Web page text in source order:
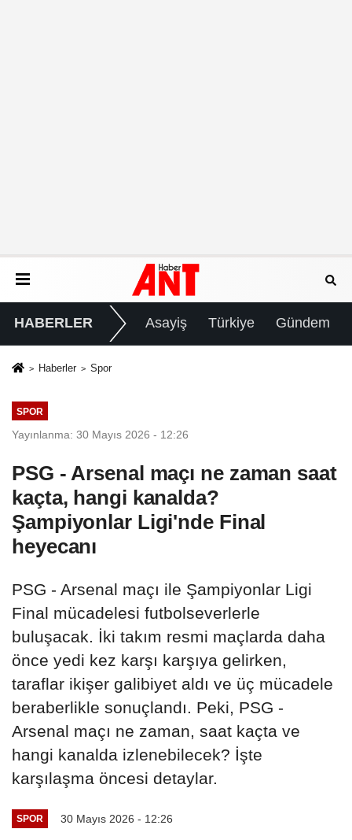
HABERLER Asayiş Türkiye Gündem
Haberler Spor
SPOR
Yayınlanma: 30 Mayıs 2026 - 12:26
PSG - Arsenal maçı ne zaman saat
kaçta, hangi kanalda?
Şampiyonlar Ligi'nde Final
heyecanı
PSG - Arsenal maçı ile Şampiyonlar Ligi
Final mücadelesi futbolseverlerle
buluşacak. İki takım resmi maçlarda daha
önce yedi kez karşı karşıya gelirken,
taraflar ikişer galibiyet aldı ve üç mücadele
beraberlikle sonuçlandı. Peki, PSG -
Arsenal maçı ne zaman, saat kaçta ve
hangi kanalda izlenebilecek? İşte
karşılaşma öncesi detaylar.
SPOR 30 Mayıs 2026 - 12:26